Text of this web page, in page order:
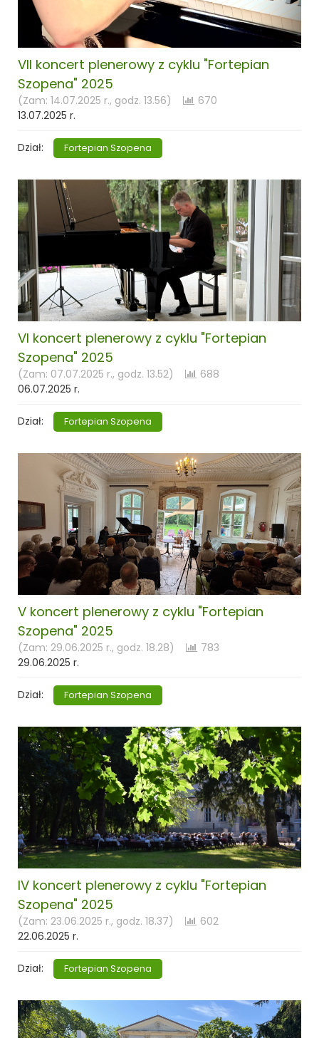
VII koncert plenerowy z cyklu "Fortepian
Szopena" 2025
(Zam: 14.07.2025 r., godz. 13.56)
670
13.07.2025 r.
Dział: Fortepian Szopena
VI koncert plenerowy z cyklu "Fortepian
Szopena" 2025
(Zam: 07.07.2025 r., godz. 13.52)
688
06.07.2025 r.
Dział: Fortepian Szopena
V koncert plenerowy z cyklu "Fortepian
Szopena" 2025
(Zam: 29.06.2025 r., godz. 18.28)
783
29.06.2025 r.
Dział: Fortepian Szopena
IV koncert plenerowy z cyklu "Fortepian
Szopena" 2025
(Zam: 23.06.2025 r., godz. 18.37)
602
22.06.2025 r.
Dział: Fortepian Szopena